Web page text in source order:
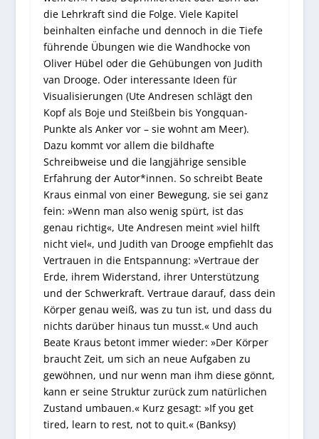
die Lehrkraft sind die Folge. Viele Kapitel
beinhalten einfache und dennoch in die Tiefe
führende Übungen wie die Wandhocke von
Oliver Hübel oder die Gehübungen von Judith
van Drooge. Oder interessante Ideen für
Visualisierungen (Ute Andresen schlägt den
Kopf als Boje und Steißbein bis Yongquan-
Punkte als Anker vor – sie wohnt am Meer).
Dazu kommt vor allem die bildhafte
Schreibweise und die langjährige sensible
Erfahrung der Autor*innen. So schreibt Beate
Kraus einmal von einer Bewegung, sie sei ganz
fein: »Wenn man also wenig spürt, ist das
genau richtig«, Ute Andresen meint »viel hilft
nicht viel«, und Judith van Drooge empfiehlt das
Vertrauen in die Entspannung: »Vertraue der
Erde, ihrem Widerstand, ihrer Unterstützung
und der Schwerkraft. Vertraue darauf, dass dein
Körper genau weiß, was zu tun ist, und dass du
nichts darüber hinaus tun musst.« Und auch
Beate Kraus betont immer wieder: »Der Körper
braucht Zeit, um sich an neue Aufgaben zu
gewöhnen, und nur wenn man ihm diese gönnt,
kann er seine Struktur zurück zum natürlichen
Zustand umbauen.« Kurz gesagt: »If you get
tired, learn to rest, not to quit.« (Banksy)